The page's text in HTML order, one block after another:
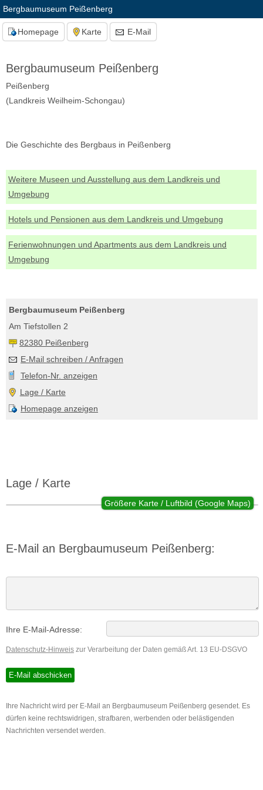
Bergbaumuseum Peißenberg
Homepage Karte E-Mail
Bergbaumuseum Peißenberg
Peißenberg
(Landkreis Weilheim-Schongau)
Die Geschichte des Bergbaus in Peißenberg
Weitere Museen und Ausstellung aus dem Landkreis und
Umgebung
Hotels und Pensionen aus dem Landkreis und Umgebung
Ferienwohnungen und Apartments aus dem Landkreis und
Umgebung
Bergbaumuseum Peißenberg
Am Tiefstollen 2
82380 Peißenberg
E-Mail schreiben / Anfragen
Telefon-Nr. anzeigen
Lage / Karte
Homepage anzeigen
Lage / Karte
Größere Karte / Luftbild (Google Maps)
E-Mail an Bergbaumuseum Peißenberg:
Ihre E-Mail-Adresse:
Datenschutz-Hinweis zur Verarbeitung der Daten gemäß Art. 13 EU-DSGVO
Ihre Nachricht wird per E-Mail an Bergbaumuseum Peißenberg gesendet. Es
dürfen keine rechtswidrigen, strafbaren, werbenden oder belästigenden
Nachrichten versendet werden.